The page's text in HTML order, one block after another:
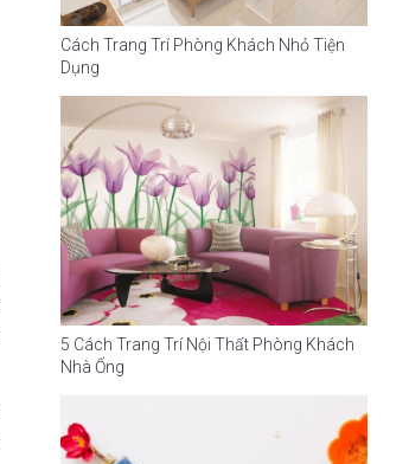
Cách Trang Trí Phòng Khách Nhỏ Tiện
Dụng
5 Cách Trang Trí Nội Thất Phòng Khách
Nhà Ống